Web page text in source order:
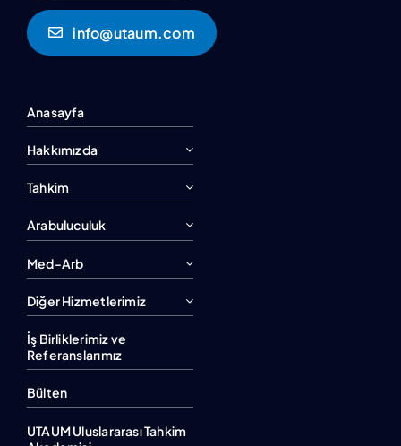
info@utaum.com
Anasayfa
Hakkımızda
Tahkim
Arabuluculuk
Med-Arb
Diğer Hizmetlerimiz
İş Birliklerimiz ve
Referanslarımız
Bülten
UTAUM Uluslararası Tahkim